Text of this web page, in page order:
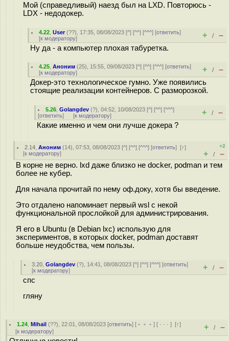
Мой (справедливый) наезд был на LXD. Повторюсь -
LDX - недодокер.
4.22 ,User(??), 17:35, 08/08/2023 [^] [^^] [^^^] [ответить]
[к модератору] + / –
Ну да - а компьютер плохая табуретка.
4.25 ,Аноним (25), 15:55, 09/08/2023 [^] [^^] [^^^] [ответить]
[к модератору] + / –
Докер-это технологическое гумно. Уже появились
стоящие реализации контейнеров. С разморозкой.
5.26 ,Golangdev (?), 04:52, 10/08/2023 [^] [^^] [^^^]
[ответить] [к модератору] + / –
Какие именно и чем они лучше докера ?
2.14 ,Аноним (14), 07:53, 08/08/2023 [^] [^^] [^^^] [ответить][↑]
[к модератору]
+2
+ / –
В корне не верно. lxd даже близко не docker, podman и тем
более не кубер.
Для начала прочитай по нему оф.доку, хотя бы введение.
Это отдалено напоминает первый wsl с некой
функциональной прослойкой для администрирования.
Я его в Ubuntu (в Debian lxc) использую для
экспериментов, в которых docker, podman доставят
больше неудобства, чем пользы.
3.20 ,Golangdev (?), 14:41, 08/08/2023 [^] [^^] [^^^] [ответить]
[к модератору] + / –
спс
гляну
1.24 ,Mihail (??), 22:01, 08/08/2023 [ответить] [ ﹢﹢﹢] [ · · ·][↑]
[к модератору] + / –